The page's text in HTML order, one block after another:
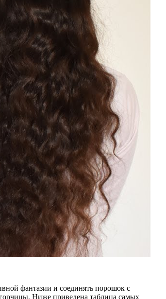
фантазии и соединять порошок с
Ниже приведена таблица самых